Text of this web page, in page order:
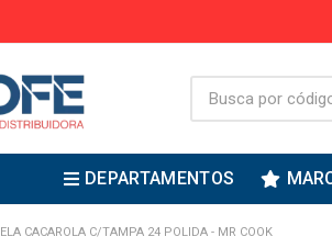
DEPARTAMENTOS
CACAROLA C/TAMPA 24 POLIDA - MR COOK